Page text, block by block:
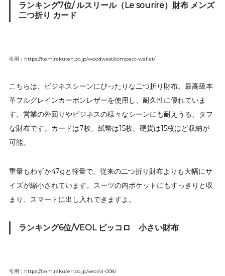
ランキング7位/ ルスリール（Le sourire）財布 メンズ
二つ折り カード
引用：https://item.rakuten.co.jp/woodwest/compact-wallet/
こちらは、ビジネスシーンにぴったりな二つ折り財布。最高級本
革フルグレインカーボンレザーを使用し、耐久性に優れていま
す。営業の外回りやビジネスの様々なシーンにも耐えうる、タフ
な財布です。カードは7枚、紙幣は15枚、硬貨は15枚ほど収納が
可能。
重量もわずか47gと軽量で、従来の二つ折り財布よりも大幅にサ
イズが縮小されています。スーツの内ポケットにもすっきりと収
まり、スマートに出し入れできますよ。
ランキング6位/VEOL ピッコロ 小さい財布
引用：https://item.rakuten.co.jp/veol/vi-008/